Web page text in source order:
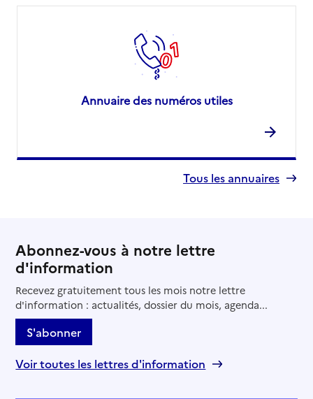
Annuaire des numéros utiles
Tous les annuaires
Abonnez-vous à notre lettre
d'information
Recevez gratuitement tous les mois notre lettre
d'information : actualités, dossier du mois, agenda...
S'abonner
Voir toutes les lettres d'information